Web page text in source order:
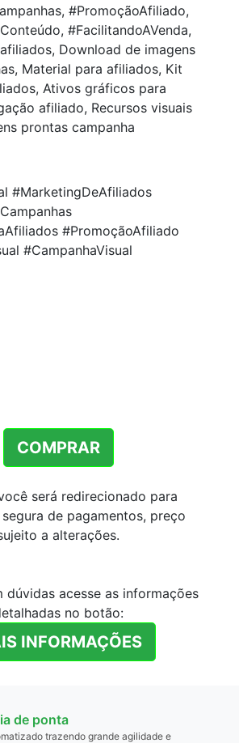
#PromoçãoAfiliado,
#FacilitandoAVenda,
Download de imagens
Material para afiliados, Kit
Ativos gráficos para
afiliado, Recursos visuais
prontas campanha
#MarketingDeAfiliados
#PromoçãoAfiliado
#CampanhaVisual
COMPRAR
será redirecionado para
de pagamentos, preço
a alterações.
dúvidas acesse as informações
no botão:
INFORMAÇÕES
de ponta
trazendo grande agilidade e